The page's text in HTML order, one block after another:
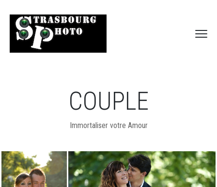
COUPLE
Immortaliser votre Amour